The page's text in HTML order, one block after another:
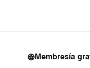
Membresía